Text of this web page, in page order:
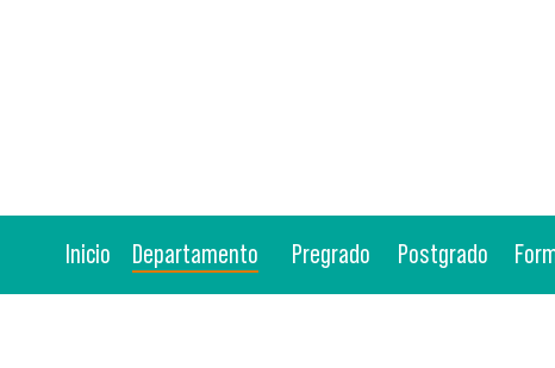
Inicio Departamento Pregrado Postgrado